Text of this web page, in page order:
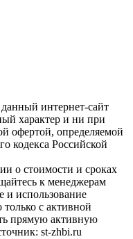
интернет-сайт
характер и ни при
офертой, определяемой
кодекса Российской
о стоимости и сроках
к менеджерам
использование
только с активной
прямую активную
st-zhbi.ru